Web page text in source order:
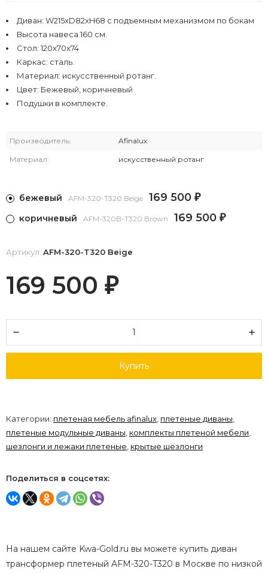
Диван: W215xD82xH68 с подъемным механизмом по бокам
Высота навеса 160 см.
Стол: 120х70х74
Каркас: сталь.
Материал: искусственный ротанг.
Цвет: Бежевый, коричневый
Подушки в комплекте.
Производитель: Afinalux
Материал: искусственный ротанг
бежевый AFM-320-T320 Beige 169 500 ₽
коричневый AFM-320B-T320 Brown 169 500 ₽
Артикул: AFM-320-T320 Beige
169 500 ₽
Купить
Категории: плетеная мебель afinalux, плетеные диваны,
плетеные модульные диваны, комплекты плетеной мебели,
шезлонги и лежаки плетеные, крытые шезлонги
Поделиться в соцсетях:
На нашем сайте Kwa-Gold.ru вы можете купить диван
трансформер плетеный AFM-320-T320 в Москве по низкой